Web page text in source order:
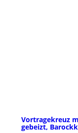
Vortragekreuz
gebeizt,